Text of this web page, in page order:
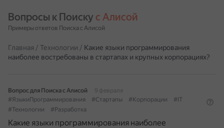
Вопросы к Поиску с Алисой
Примеры ответов Поиска с Алисой
Главная / Технологии / Какие языки программирования
наиболее востребованы в стартапах и крупных корпорациях?
Вопрос для Поиска с Алисой
9 февраля
#ЯзыкиПрограммирования
#Стартапы #Корпорации
#IT
#Технологии
#Разработка
Какие языки программирования наиболее